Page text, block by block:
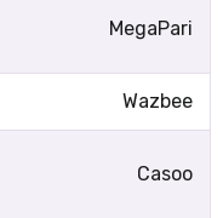
MegaPari
Wazbee
Casoo